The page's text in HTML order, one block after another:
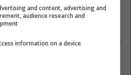
është fantastike".
i tha BFMTV se
të parë duke punuar në
tre ose katër vjeç".
and content, advertising and
audience research and
information on a device